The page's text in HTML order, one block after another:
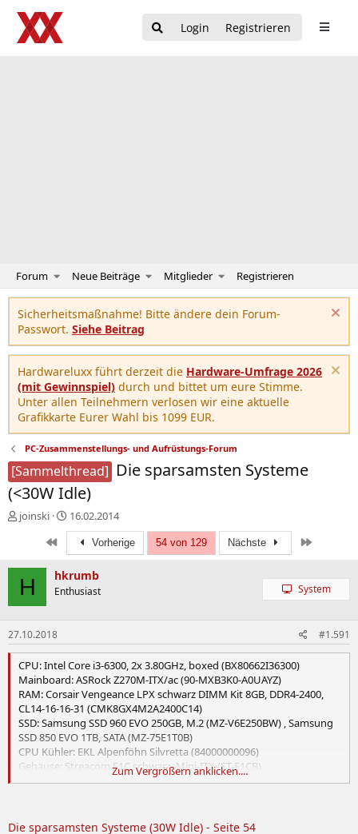
Login Registrieren
Forum Neue Beiträge Mitglieder Registrieren
Sicherheitsmaßnahme! Bitte ändere dein Forum-
Passwort. Siehe Beitrag
Hardwareluxx führt derzeit die Hardware-Umfrage 2026
(mit Gewinnspiel) durch und bittet um eure Stimme.
Unter allen Teilnehmern verlosen wir eine aktuelle
Grafikkarte Eurer Wahl bis 1099 EUR.
PC-Zusammenstellungs- und Aufrüstungs-Forum
[Sammelthread] Die sparsamsten Systeme
(<30W Idle)
E
e
r
joinski
E
r
t
e
l
m
16.02.2014
Erste Vorherige 54 von 129 Nächste
H hkrumb
Enthusiast System
27.10.2018 #1.591
CPU: Intel Core i3-6300, 2x 3.80GHz, boxed (BX80662I36300)
Mainboard: ASRock Z270M-ITX/ac (90-MXB3K0-A0UAYZ)
RAM: Corsair Vengeance LPX schwarz DIMM Kit 8GB, DDR4-2400,
CL14-16-16-31 (CMK8GX4M2A2400C14)
SSD: Samsung SSD 960 EVO 250GB, M.2 (MZ-V6E250BW) , Samsung
SSD 850 EVO 1TB, SATA (MZ-75E1T0B)
CPU Kühler: EKL Alpenföhn Silvretta (84000000096)
Gehäuse: Streacom F1C schwarz, Mini-ITX (ST-F1CB)
Netzteil: Mini-Box PicoPSU-150-XT, 150W extern
Zum Vergrößern anklicken....
Die sparsamsten Systeme (30W Idle) - Seite 54